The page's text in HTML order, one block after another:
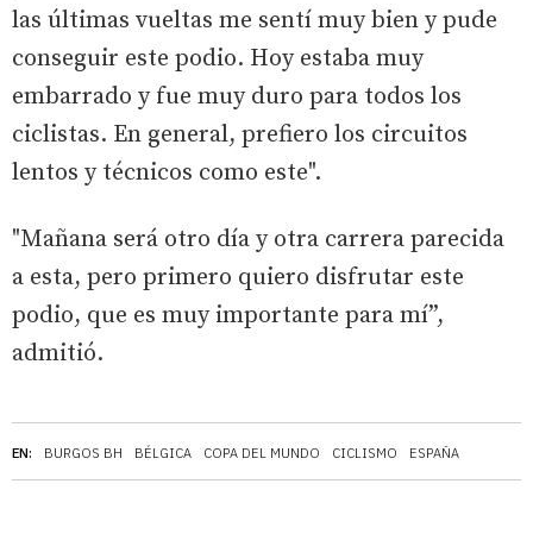
EN: BURGOS BH BÉLGICA COPA DEL MUNDO CICLISMO ESPAÑA
las últimas vueltas me sentí muy bien y pude
conseguir este podio. Hoy estaba muy
embarrado y fue muy duro para todos los
ciclistas. En general, prefiero los circuitos
lentos y técnicos como este".
"Mañana será otro día y otra carrera parecida
a esta, pero primero quiero disfrutar este
podio, que es muy importante para mí”,
admitió.